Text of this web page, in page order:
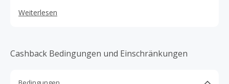
reichen von 30 bis 300 Stunden in der Dauer. Premier
akkreditiert, Fast-Track-, Online-, Hybrid / Blended,
berufliche Entwicklung CPD und Live-Lehrerausbildung via
Weiterlesen
Cashback Bedingungen und Einschränkungen